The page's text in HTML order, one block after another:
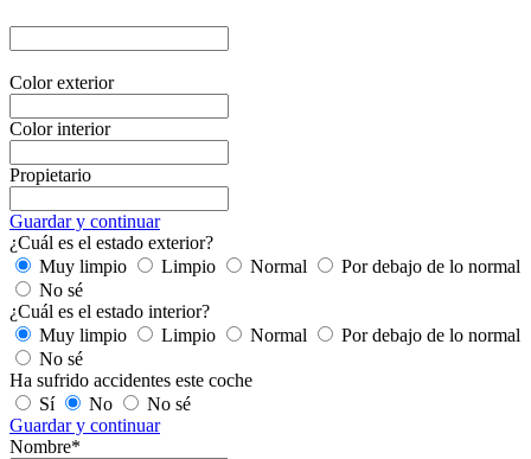
Color exterior
Color interior
Propietario
Guardar y continuar
¿Cuál es el estado exterior?
Muy limpio
Limpio Normal
Por debajo de lo normal
No sé
¿Cuál es el estado interior?
Muy limpio
Limpio Normal
Por debajo de lo normal
No sé
Ha sufrido accidentes este coche
Sí
No
No sé
Guardar y continuar
Nombre*